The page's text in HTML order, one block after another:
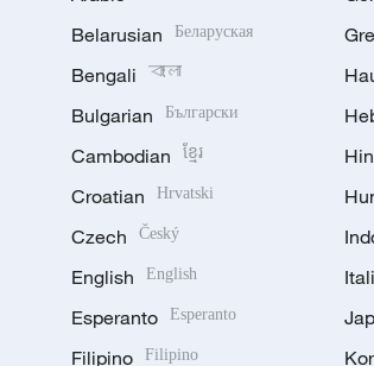
Belarusian Беларуская
Bengali বাংলা
Bulgarian Български
Cambodian ខ្មែរ
Croatian Hrvatski
Czech Český
English English
Esperanto Esperanto
Filipino Filipino